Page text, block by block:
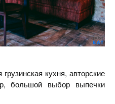
грузинская кухня, авторские
большой выбор выпечки